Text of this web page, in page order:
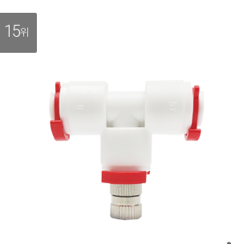
15위